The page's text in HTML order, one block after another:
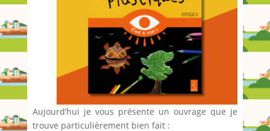
Aujourd’hui je vous présente un ouvrage que je
trouve particulièrement bien fait :